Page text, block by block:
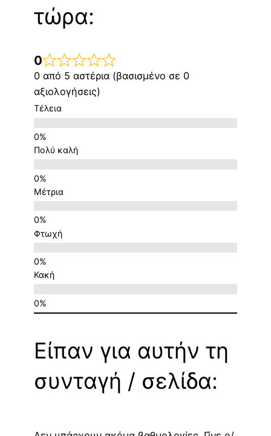
τώρα:
0
0 από 5 αστέρια (βασισμένο σε 0
αξιολογήσεις)
Τέλεια
Πολύ καλή
Μέτρια
Φτωχή
Κακή
Είπαν για αυτήν τη
συνταγή / σελίδα: